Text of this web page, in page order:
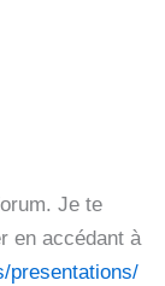
Je te
en accédant à
presentations/